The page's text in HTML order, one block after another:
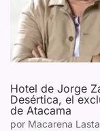
Hotel de Jorge
Desértica, el
de Atacama
por Macarena